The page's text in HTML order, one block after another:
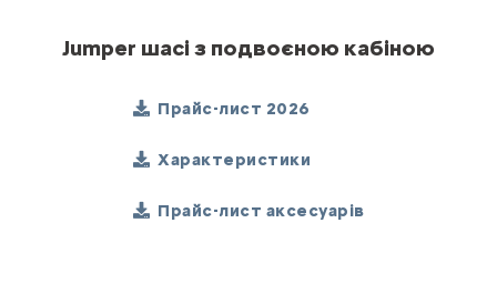
Jumper шасі з подвоєною кабіною
Прайс-лист 2026
Характеристики
Прайс-лист аксесуарів